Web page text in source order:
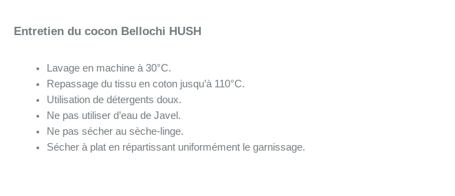
Entretien du cocon Bellochi HUSH
Lavage en machine à 30°C.
Repassage du tissu en coton jusqu’à 110°C.
Utilisation de détergents doux.
Ne pas utiliser d’eau de Javel.
Ne pas sécher au sèche-linge.
Sécher à plat en répartissant uniformément le garnissage.